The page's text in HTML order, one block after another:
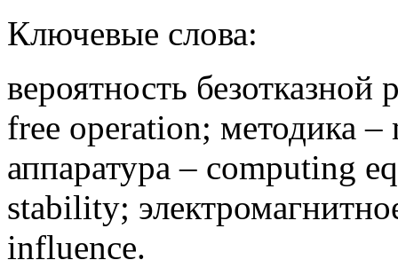
Ключевые слова:
вероятность
free operation; методика
аппаратура – computing
stability;
influence.